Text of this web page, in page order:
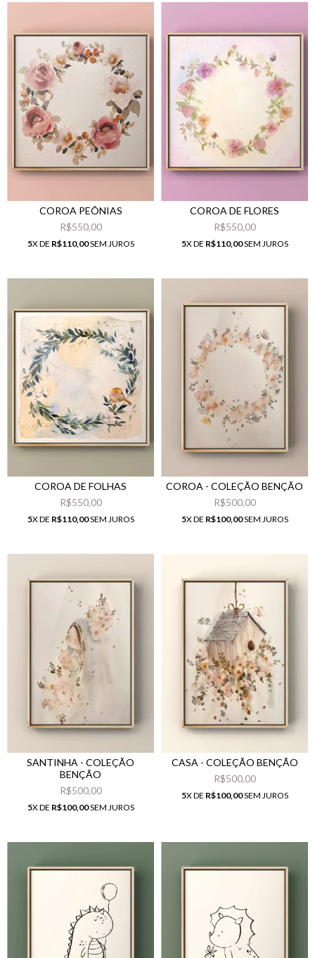
COROA PEÔNIAS
R$550,00
5X DE R$110,00SEM JUROS
COROA DE FLORES
R$550,00
5X DE R$110,00SEM JUROS
COROA DE FOLHAS
R$550,00
5X DE R$110,00SEM JUROS
COROA - COLEÇÃO BENÇÃO
R$500,00
5X DE R$100,00SEM JUROS
SANTINHA - COLEÇÃO
BENÇÃO
R$500,00
5X DE R$100,00SEM JUROS
CASA - COLEÇÃO BENÇÃO
R$500,00
5X DE R$100,00SEM JUROS